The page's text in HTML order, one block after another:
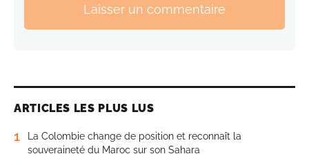
Laisser un commentaire
ARTICLES LES PLUS LUS
1
La Colombie change de position et reconnaît la
souveraineté du Maroc sur son Sahara